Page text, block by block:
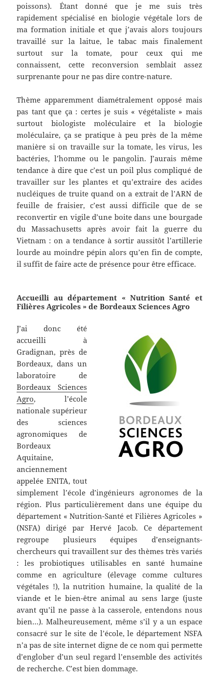
poissons). Étant donné que je me suis très
rapidement spécialisé en biologie végétale lors de
ma formation initiale et que j’avais alors toujours
travaillé sur la laitue, le tabac mais finalement
surtout sur la tomate, pour ceux qui me
connaissent, cette reconversion semblait assez
surprenante pour ne pas dire contre-nature.
Thème apparemment diamétralement opposé mais
pas tant que ça : certes je suis « végétaliste » mais
surtout biologiste moléculaire et la biologie
moléculaire, ça se pratique à peu près de la même
manière si on travaille sur la tomate, les virus, les
bactéries, l’homme ou le pangolin. J’aurais même
tendance à dire que c’est un poil plus compliqué de
travailler sur les plantes et qu’extraire des acides
nucléiques de truite quand on a extrait de l’ARN de
feuille de fraisier, c’est aussi difficile que de se
reconvertir en vigile d’une boite dans une bourgade
du Massachusetts après avoir fait la guerre du
Vietnam : on a tendance à sortir aussitôt l’artillerie
lourde au moindre pépin alors qu’en fin de compte,
il suffit de faire acte de présence pour être efficace.
Accueilli au département « Nutrition Santé et
Filières Agricoles » de Bordeaux Sciences Agro
J’ai donc été
accueilli à
Gradignan, près de
Bordeaux, dans un
laboratoire de
Bordeaux Sciences
Agro, l’école
nationale supérieur
des sciences
agronomiques de
Bordeaux
Aquitaine,
anciennement
appelée ENITA, tout
simplement l’école d’ingénieurs agronomes de la
région. Plus particulièrement dans une équipe du
département « Nutrition-Santé et Filières Agricoles »
(NSFA) dirigé par Hervé Jacob. Ce département
regroupe plusieurs équipes d’enseignants-
chercheurs qui travaillent sur des thèmes très variés
: les probiotiques utilisables en santé humaine
comme en agriculture (élevage comme cultures
végétales !), la nutrition humaine, la qualité de la
viande et le bien-être animal au sens large (juste
avant qu’il ne passe à la casserole, entendons nous
bien…). Malheureusement, même s’il y a un espace
consacré sur le site de l’école, le département NSFA
n’a pas de site internet digne de ce nom qui permette
d’englober d’un seul regard l’ensemble des activités
de recherche. C’est bien dommage.